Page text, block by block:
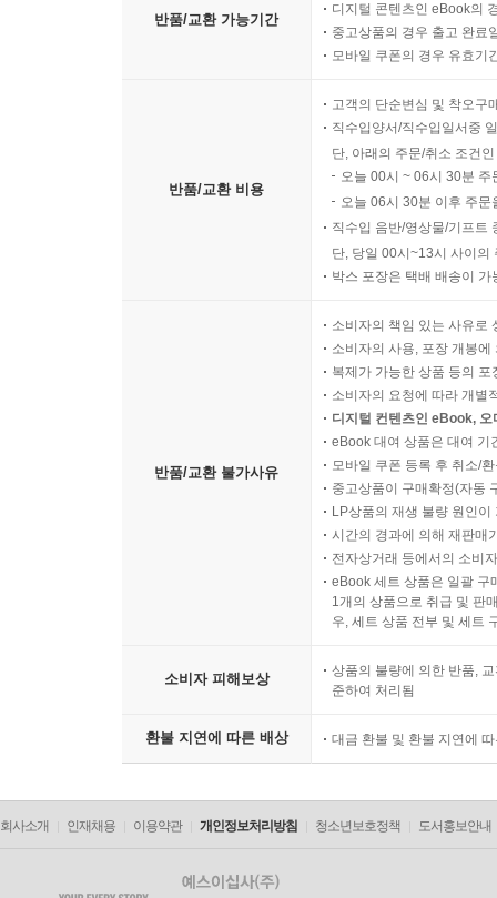
반품/교환 가능기간
디지털 콘텐츠인 eBook의
중고상품의 경우 출고 완료
모바일 쿠폰의 경우 유효기
반품/교환 비용
고객의 단순변심 및 착오구
직수입양서/직수입일서중
단, 아래의 주문/취소 조건
오늘 00시 ~ 06시 30분
오늘 06시 30분 이후 주
직수입 음반/영상물/기프트
단, 당일 00시~13시 사이의
박스 포장은 택배 배송이
반품/교환 불가사유
소비자의 책임 있는 사유로
소비자의 사용, 포장 개봉
복제가 가능한 상품 등의
소비자의 요청에 따라 개별
디지털 컨텐츠인 eBook,
eBook 대여 상품은 대여 기
모바일 쿠폰 등록 후 취소/
중고상품이 구매확정(자동
LP상품의 재생 불량 원인
시간의 경과에 의해 재판매
전자상거래 등에서의 소비
eBook 세트 상품은 일괄 구
1개의 상품으로 취급 및 판
우, 세트 상품 전부 및 세트
소비자 피해보상
상품의 불량에 의한 반품,
준하여 처리됨
환불 지연에 따른 배상 대금 환불 및 환불 지연에
회사소개 인재채용 이용약관 개인정보처리방침 청소년보호정책 도서홍보안내